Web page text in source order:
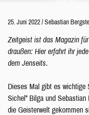
25. Juni 2022 / Sebastian
Zeitgeist ist das Magazin
draußen: Hier erfahrt ihr
dem Jenseits.
Dieses Mal gibt es wichtige
Sichel” Bilga und
die Geisterwelt gekommen